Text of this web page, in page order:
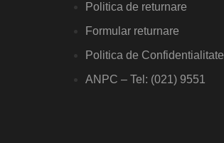
Politica de returnare
Formular returnare
Politica de Confidentialitate
ANPC – Tel: (021) 9551